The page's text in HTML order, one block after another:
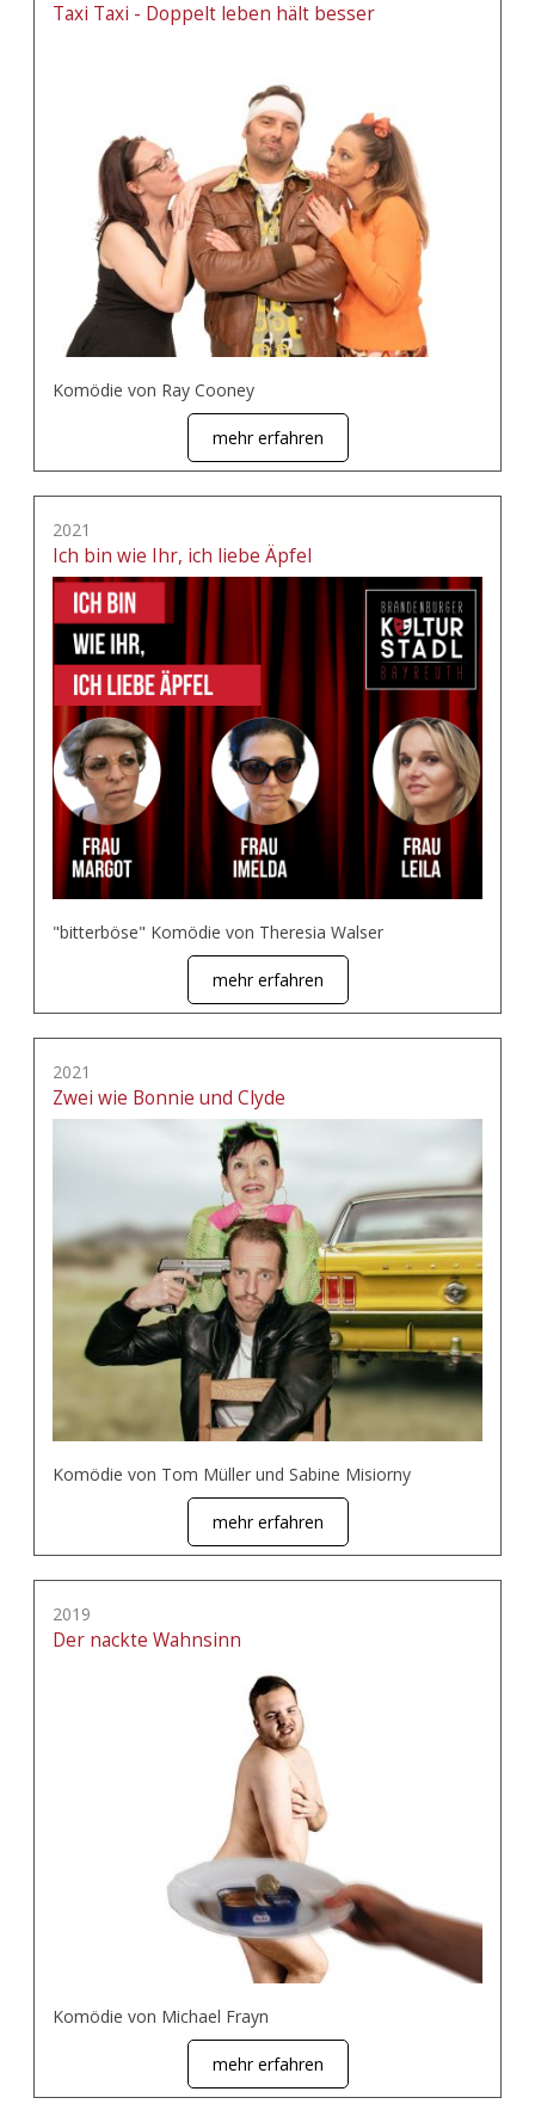
Taxi Taxi - Doppelt leben hält besser
Komödie von Ray Cooney
mehr erfahren
2021
Ich bin wie Ihr, ich liebe Äpfel
"bitterböse" Komödie von Theresia Walser
mehr erfahren
2021
Zwei wie Bonnie und Clyde
Komödie von Tom Müller und Sabine Misiorny
mehr erfahren
2019
Der nackte Wahnsinn
Komödie von Michael Frayn
mehr erfahren